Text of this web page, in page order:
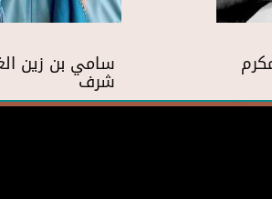
سامي بن زين
شرف